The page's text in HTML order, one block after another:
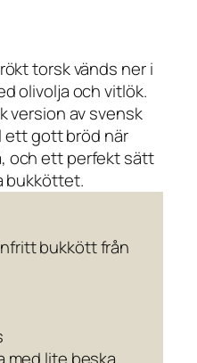
torsk vänds ner i
olivolja och vitlök.
version av svensk
ett gott bröd när
och ett perfekt sätt
bukköttet.
bukkött från
med lite beska